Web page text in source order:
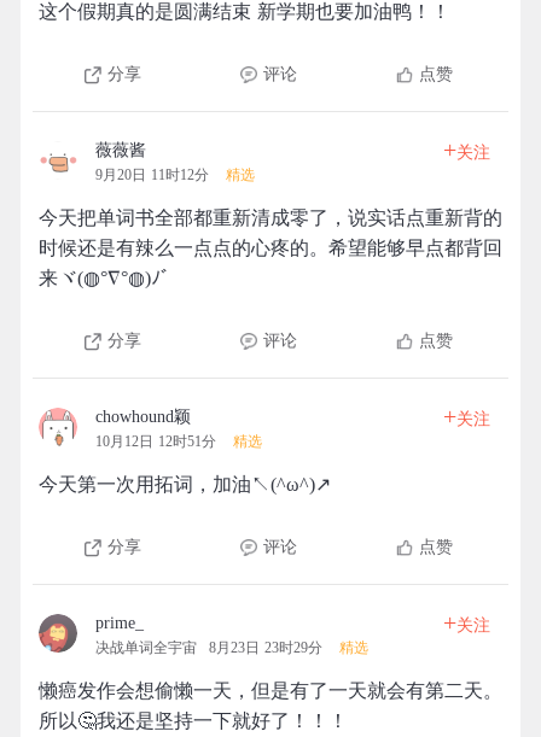
这个假期真的是圆满结束 新学期也要加油鸭！！
分享 评论 点赞
薇薇酱
9月20日 11时12分 精选
+关注
今天把单词书全部都重新清成零了，说实话点重新背的
时候还是有辣么一点点的心疼的。希望能够早点都背回
来ヾ(◍°∇°◍)ﾉﾞ
分享 评论 点赞
chowhound颖
10月12日 12时51分 精选
+关注
今天第一次用拓词，加油↖(^ω^)↗
分享 评论 点赞
prime_
决战单词全宇宙 8月23日 23时29分 精选
+关注
懒癌发作会想偷懒一天，但是有了一天就会有第二天。
所以🤔我还是坚持一下就好了！！！